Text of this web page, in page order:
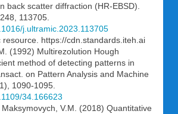
back scatter diffraction (HR-EBSD).
113705.
j.ultramic.2023.113705
resource. https://cdn.standards.iteh.ai
(1992) Multirezolution Hough
method of detecting patterns in
on Pattern Analysis and Machine
1090-1095.
34.166623
V.M. (2018) Quantitative